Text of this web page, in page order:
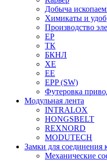
Добыча
Химикаты и
Производство
EP
ТК
БКНЛ
XE
EE
EPP (SW)
Футеровка
Модульная лента
INTRALOX
HONGSBELT
REXNORD
MODUTECH
Замки для соединения
Механические